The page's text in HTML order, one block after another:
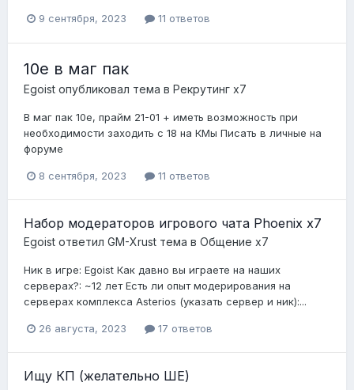
9 сентября, 2023 11 ответов
10е в маг пак
Egoist опубликовал тема в Рекрутинг х7
В маг пак 10e, прайм 21-01 + иметь возможность при
необходимости заходить с 18 на КМы Писать в личные на
форуме
8 сентября, 2023 11 ответов
Набор модераторов игрового чата Phoenix x7
Egoist ответил GM-Xrust тема в Общение x7
Ник в игре: Egoist Как давно вы играете на наших
серверах?: ~12 лет Есть ли опыт модерирования на
серверах комплекса Asterios (указать сервер и ник):...
26 августа, 2023 17 ответов
Ищу КП (желательно ШЕ)